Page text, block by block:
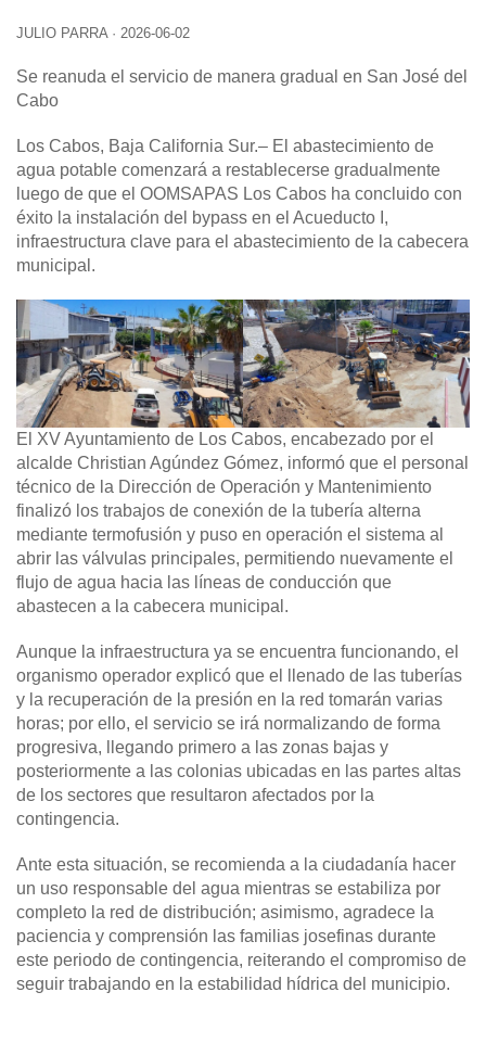
JULIO PARRA · 2026-06-02
Se reanuda el servicio de manera gradual en San José del
Cabo
Los Cabos, Baja California Sur.– El abastecimiento de
agua potable comenzará a restablecerse gradualmente
luego de que el OOMSAPAS Los Cabos ha concluido con
éxito la instalación del bypass en el Acueducto I,
infraestructura clave para el abastecimiento de la cabecera
municipal.
El XV Ayuntamiento de Los Cabos, encabezado por el
alcalde Christian Agúndez Gómez, informó que el personal
técnico de la Dirección de Operación y Mantenimiento
finalizó los trabajos de conexión de la tubería alterna
mediante termofusión y puso en operación el sistema al
abrir las válvulas principales, permitiendo nuevamente el
flujo de agua hacia las líneas de conducción que
abastecen a la cabecera municipal.
Aunque la infraestructura ya se encuentra funcionando, el
organismo operador explicó que el llenado de las tuberías
y la recuperación de la presión en la red tomarán varias
horas; por ello, el servicio se irá normalizando de forma
progresiva, llegando primero a las zonas bajas y
posteriormente a las colonias ubicadas en las partes altas
de los sectores que resultaron afectados por la
contingencia.
Ante esta situación, se recomienda a la ciudadanía hacer
un uso responsable del agua mientras se estabiliza por
completo la red de distribución; asimismo, agradece la
paciencia y comprensión las familias josefinas durante
este periodo de contingencia, reiterando el compromiso de
seguir trabajando en la estabilidad hídrica del municipio.